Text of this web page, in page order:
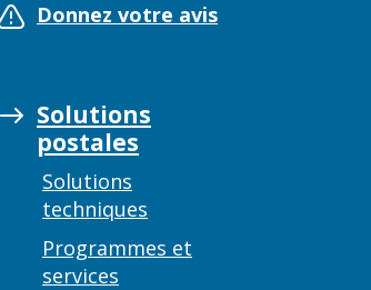
Donnez votre avis
Solutions
postales
Solutions
techniques
Programmes et
services